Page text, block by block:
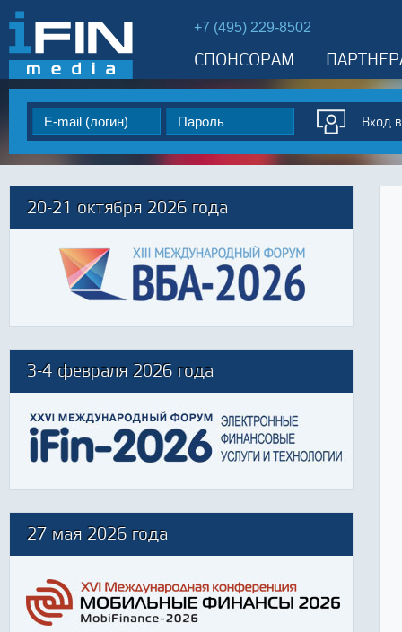
+7 (495) 229-8502
СПОНСОРАМ
20-21 октября 2026 года
3-4 февраля 2026 года
27 мая 2026 года